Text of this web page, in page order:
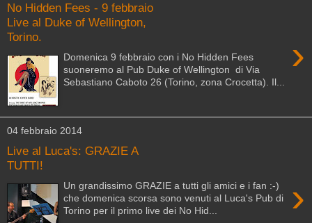
No Hidden Fees - 9 febbraio
Live al Duke of Wellington,
Torino.
›
Domenica 9 febbraio con i No Hidden Fees
suoneremo al Pub Duke of Wellington di Via
Sebastiano Caboto 26 (Torino, zona Crocetta). Il...
04 febbraio 2014
Live al Luca's: GRAZIE A
TUTTI!
›
Un grandissimo GRAZIE a tutti gli amici e i fan :-)
che domenica scorsa sono venuti al Luca's Pub di
Torino per il primo live dei No Hid...